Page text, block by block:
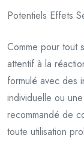
Potentiels Effets
Comme pour tout
attentif à la
formulé avec des
individuelle ou
recommandé de
toute utilisation